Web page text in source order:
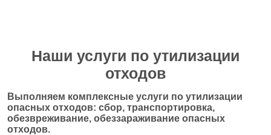
Наши услуги по утилизации
отходов
Выполняем комплексные услуги по утилизации
опасных отходов: сбор, транспортировка,
обезвреживание, обеззараживание опасных
отходов.